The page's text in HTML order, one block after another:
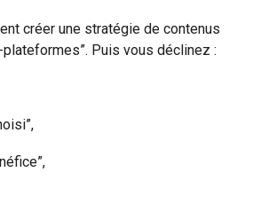
créer une stratégie de contenus
Puis vous déclinez :